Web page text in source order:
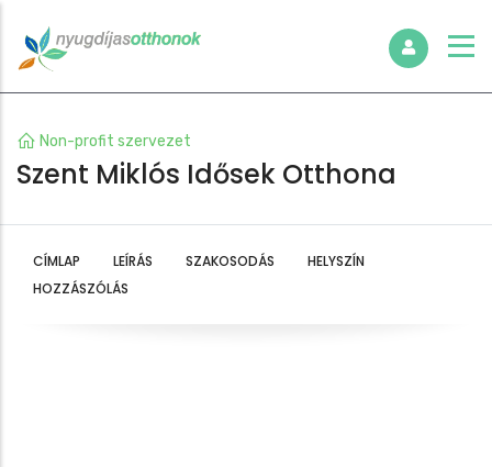
Non-profit szervezet
Szent Miklós Idősek Otthona
CÍMLAP LEÍRÁS SZAKOSODÁS
HELYSZÍN
HOZZÁSZÓLÁS